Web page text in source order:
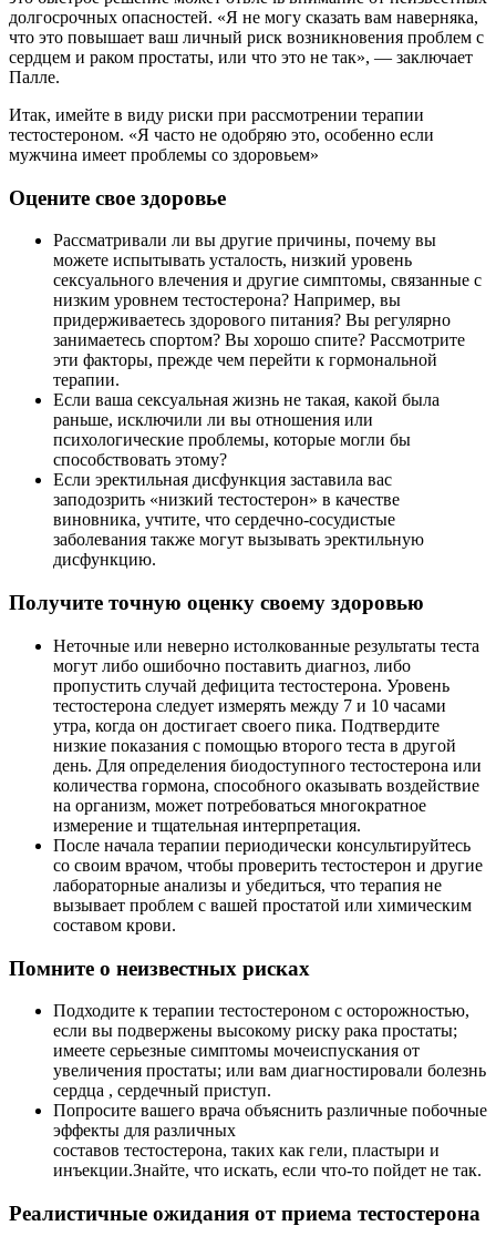
долгосрочных опасностей. «Я не могу сказать вам наверняка,
что это повышает ваш личный риск возникновения проблем с
сердцем и раком простаты, или что это не так», — заключает
Палле.
Итак, имейте в виду риски при рассмотрении терапии
тестостероном. «Я часто не одобряю это, особенно если
мужчина имеет проблемы со здоровьем»
Оцените свое здоровье
Рассматривали ли вы другие причины, почему вы
можете испытывать усталость, низкий уровень
сексуального влечения и другие симптомы, связанные с
низким уровнем тестостерона? Например, вы
придерживаетесь здорового питания? Вы регулярно
занимаетесь спортом? Вы хорошо спите? Рассмотрите
эти факторы, прежде чем перейти к гормональной
терапии.
Если ваша сексуальная жизнь не такая, какой была
раньше, исключили ли вы отношения или
психологические проблемы, которые могли бы
способствовать этому?
Если эректильная дисфункция заставила вас
заподозрить «низкий тестостерон» в качестве
виновника, учтите, что сердечно-сосудистые
заболевания также могут вызывать эректильную
дисфункцию.
Получите точную оценку своему здоровью
Неточные или неверно истолкованные результаты теста
могут либо ошибочно поставить диагноз, либо
пропустить случай дефицита тестостерона. Уровень
тестостерона следует измерять между 7 и 10 часами
утра, когда он достигает своего пика. Подтвердите
низкие показания с помощью второго теста в другой
день. Для определения биодоступного тестостерона или
количества гормона, способного оказывать воздействие
на организм, может потребоваться многократное
измерение и тщательная интерпретация.
После начала терапии периодически консультируйтесь
со своим врачом, чтобы проверить тестостерон и другие
лабораторные анализы и убедиться, что терапия не
вызывает проблем с вашей простатой или химическим
составом крови.
Помните о неизвестных рисках
Подходите к терапии тестостероном с осторожностью,
если вы подвержены высокому риску рака простаты;
имеете серьезные симптомы мочеиспускания от
увеличения простаты; или вам диагностировали болезнь
сердца , сердечный приступ.
Попросите вашего врача объяснить различные побочные
эффекты для различных
составов тестостерона, таких как гели, пластыри и
инъекции.Знайте, что искать, если что-то пойдет не так.
Реалистичные ожидания от приема тестостерона